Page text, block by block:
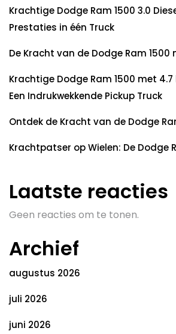
Krachtige Dodge Ram 1500 3.0
Prestaties in één Truck
De Kracht van de Dodge Ram 1500
Krachtige Dodge Ram 1500 met
Een Indrukwekkende Pickup Truck
Ontdek de Kracht van de Dodge
Krachtpatser op Wielen: De Dodge
Laatste reacties
Geen reacties om te tonen.
Archief
augustus 2026
juli 2026
juni 2026